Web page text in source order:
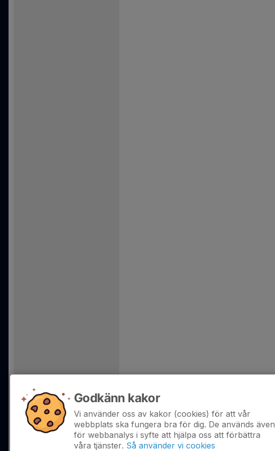
Godkänn kakor
Vi använder oss av kakor (cookies) för att vår
webbplats ska fungera bra för dig. De används även
för webbanalys i syfte att hjälpa oss att förbättra
våra tjänster. Så använder vi cookies